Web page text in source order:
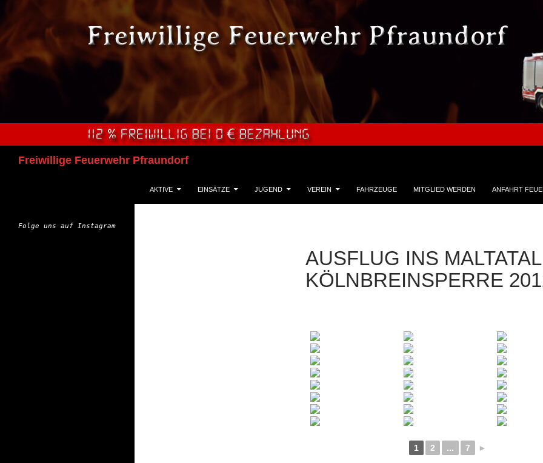
springen
Freiwillige Feuerwehr Pfraundorf
AKTIVE EINSÄTZE JUGEND VEREIN FAHRZEUGE MITGLIED WERDEN ANFAHRT
AUSFLUG INS
KÖLNBREINSPERRE
1 2 ... 7 ►
Folge uns auf Instagram